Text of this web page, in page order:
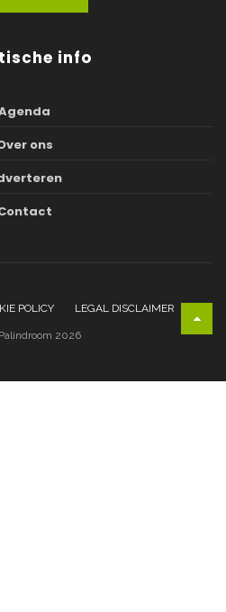
info
ons
POLICY LEGAL DISCLAIMER
2026